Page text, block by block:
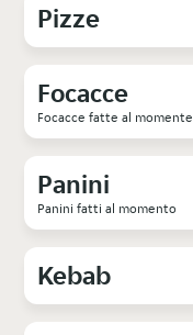
Pizze
Focacce
Focacce fatte al momente
Panini
Panini fatti al momento
Kebab